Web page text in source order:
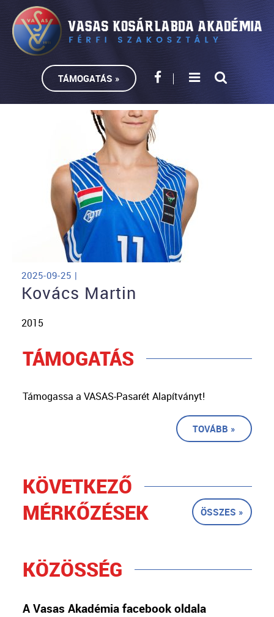
TÁMOGATÁS »
2025-09-25 |
Kovács Martin
2015
TÁMOGATÁS
Támogassa a VASAS-Pasarét Alapítványt!
TOVÁBB »
KÖVETKEZŐ
MÉRKŐZÉSEK
ÖSSZES »
KÖZÖSSÉG
A Vasas Akadémia facebook oldala